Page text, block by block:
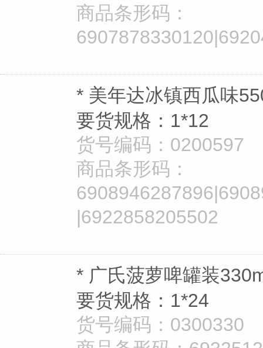
商品条形码：
* 美年达冰镇西瓜味
要货规格：1*12
货号编码：0200597
商品条形码：
|6922858205502
* 广氏菠萝啤罐装
要货规格：1*24
货号编码：0300330